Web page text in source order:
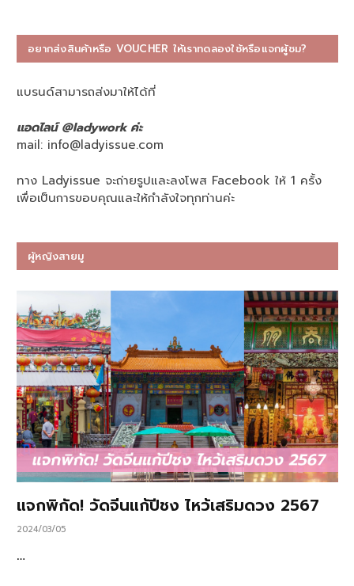
อยากส่งสินค้าหรือ VOUCHER ให้เราทดลองใช้หรือแจกผู้ชม?
แบรนด์สามารถส่งมาให้ได้ที่
แอดไลน์ @ladywork ค่ะ
mail: info@ladyissue.com
ทาง Ladyissue จะถ่ายรูปและลงโพส Facebook ให้ 1 ครั้ง
เพื่อเป็นการขอบคุณและให้กำลังใจทุกท่านค่ะ
ผู้หญิงสายมู
แจกพิกัด! วัดจีนแก้ปีชง ไหว้เสริมดวง 2567
2024/03/05
…